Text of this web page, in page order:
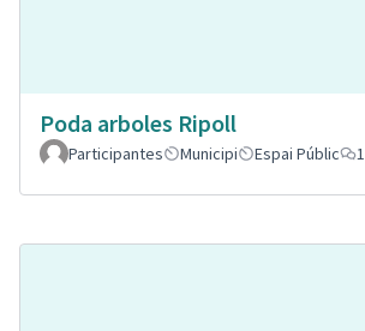
Poda arboles Ripoll
Participantes
Municipi Espai Públic 1